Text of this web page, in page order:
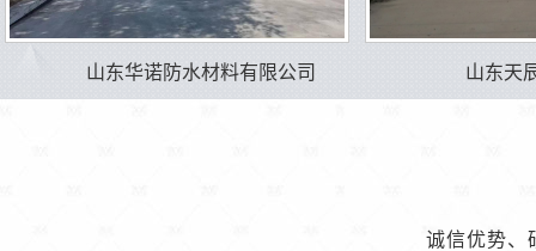
山东华诺防水材料有限公司 山东天
诚信优势、